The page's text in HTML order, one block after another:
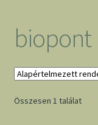
biopont
Összesen 1 találat